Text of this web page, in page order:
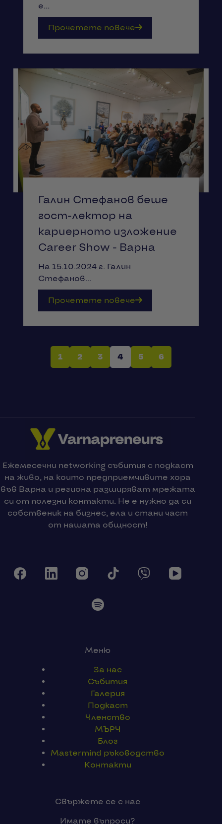
е...
Прочетете повече
Галин Стефанов беше
гост-лектор на
кариерното изложение
Career Show - Варна
На 15.10.2024 г. Галин
Стефанов...
Прочетете повече
1 2 3 4 5 6
Ежемесечни networking събития с подкаст
на живо, на които предприемчивите хора
във Варна и региона разширяват мрежата
си от полезни контакти. Не е нужно да си
собственик на бизнес, ела и стани част
от нашата общност!
Меню
За нас
Събития
Галерия
Подкаст
Членство
МЪРЧ
Блог
Mastermind ръководство
Контакти
Свържете се с нас
Имате въпроси?